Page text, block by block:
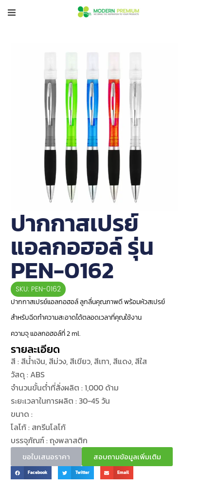
ปากกาสเปรย์
แอลกอฮอล์ รุ่น
PEN-0162
SKU: PEN-0162
ปากกาสเปรย์แอลกอฮอล์ ลูกลื่นคุณภาพดี พร้อมหัวสเปรย์
สำหรับฉีดทำความสะอาดได้ตลอดเวลาที่คุณใช้งาน
ความจุ แอลกอฮอล์ที่ 2 ml.
รายละเอียด
สี : สีน้ำเงิน, สีม่วง, สีเขียว, สีเทา, สีแดง, สีใส
วัสดุ : ABS
จำนวนขั้นต่ำที่สั่งผลิต : 1,000 ด้าม
ระยะเวลาในการผลิต : 30-45 วัน
ขนาด :
โลโก้ : สกรีนโลโก้
บรรจุภัณฑ์ : ถุงพลาสติก
ขอใบเสนอราคา สอบถามข้อมูลเพิ่มเติม
Facebook Twitter Email